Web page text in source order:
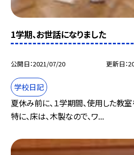
1学期、お世話になりました
公開日 2021/07/20 更新日
学校日記
夏休み前に、１学期間、使用した教
特に、床は、木製なので、ワ...